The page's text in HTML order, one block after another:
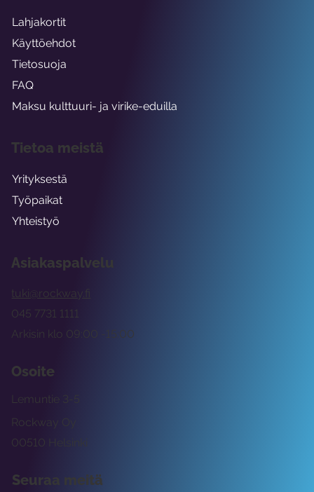
Asiakaspalvelu
tuki@rockway.fi
Arkisin klo 09:00 -15:00
045 7731 1111
Osoite
Rockway Oy
Lemuntie 3-5
00510 Helsinki
Seuraa meitä
Lahjakortit
Käyttöehdot
Tietosuoja
FAQ
Maksu kulttuuri- ja virike-eduilla
Tietoa meistä
Yrityksestä
Työpaikat
Yhteistyö